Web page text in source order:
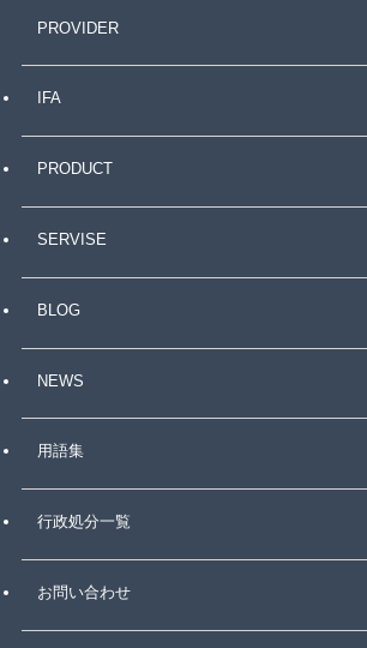
PROVIDER
IFA
PRODUCT
SERVISE
BLOG
NEWS
用語集
行政処分一覧
お問い合わせ